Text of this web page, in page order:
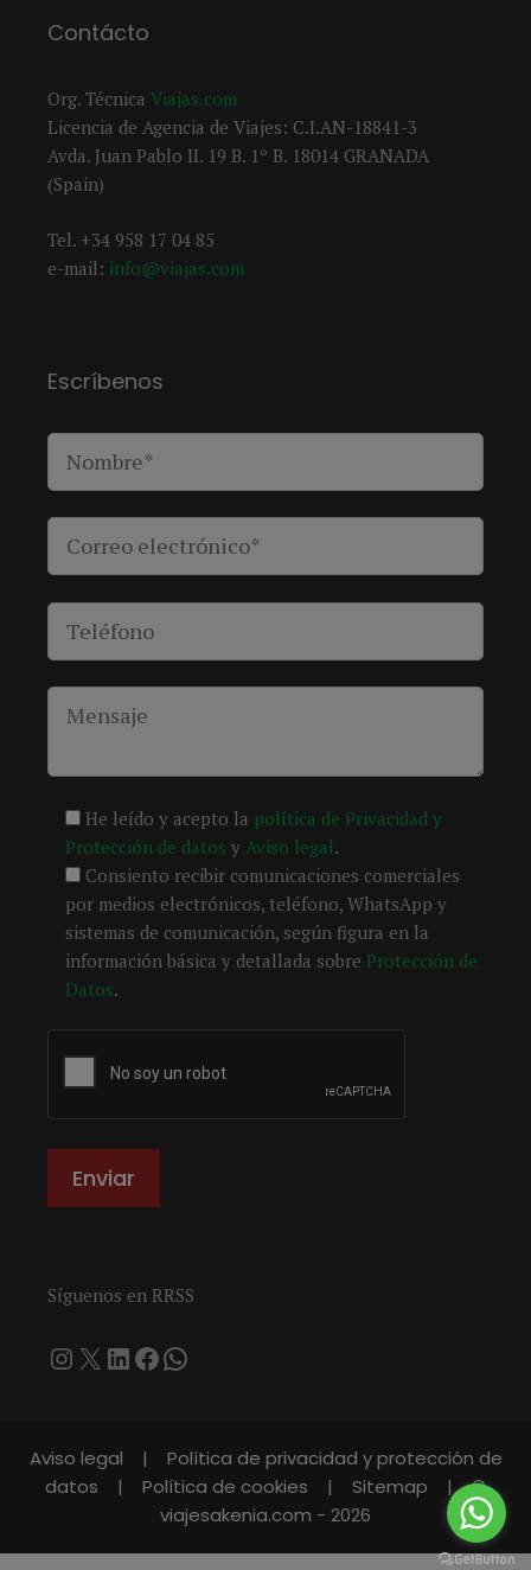
Contácto
Org. Técnica Viajas.com
Licencia de Agencia de Viajes: C.I.AN-18841-3
Avda. Juan Pablo II. 19 B. 1º B. 18014 GRANADA
(Spain)
Tel. +34 958 17 04 85
e-mail: info@viajas.com
Escríbenos
He leído y acepto la política de Privacidad y
Protección de datos y Aviso legal.
Consiento recibir comunicaciones comerciales
por medios electrónicos, teléfono, WhatsApp y
sistemas de comunicación, según figura en la
información básica y detallada sobre Protección de
Datos.
Síguenos en RRSS
Instagram
X LinkedIn
Facebook
WhatsApp
Aviso legal | Política de privacidad y protección de
datos
| Política de cookies | Sitemap |©
viajesakenia.com - 2026